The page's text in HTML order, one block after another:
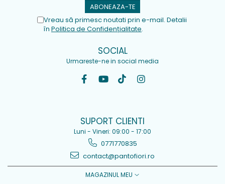
Vreau să primesc noutati prin e-mail. Detalii
în Politica de Confidențialitate.
SOCIAL
Urmareste-ne in social media
SUPORT CLIENTI
Luni - Vineri: 09:00 - 17:00
0771770835
contact@pantofiori.ro
MAGAZINUL MEU